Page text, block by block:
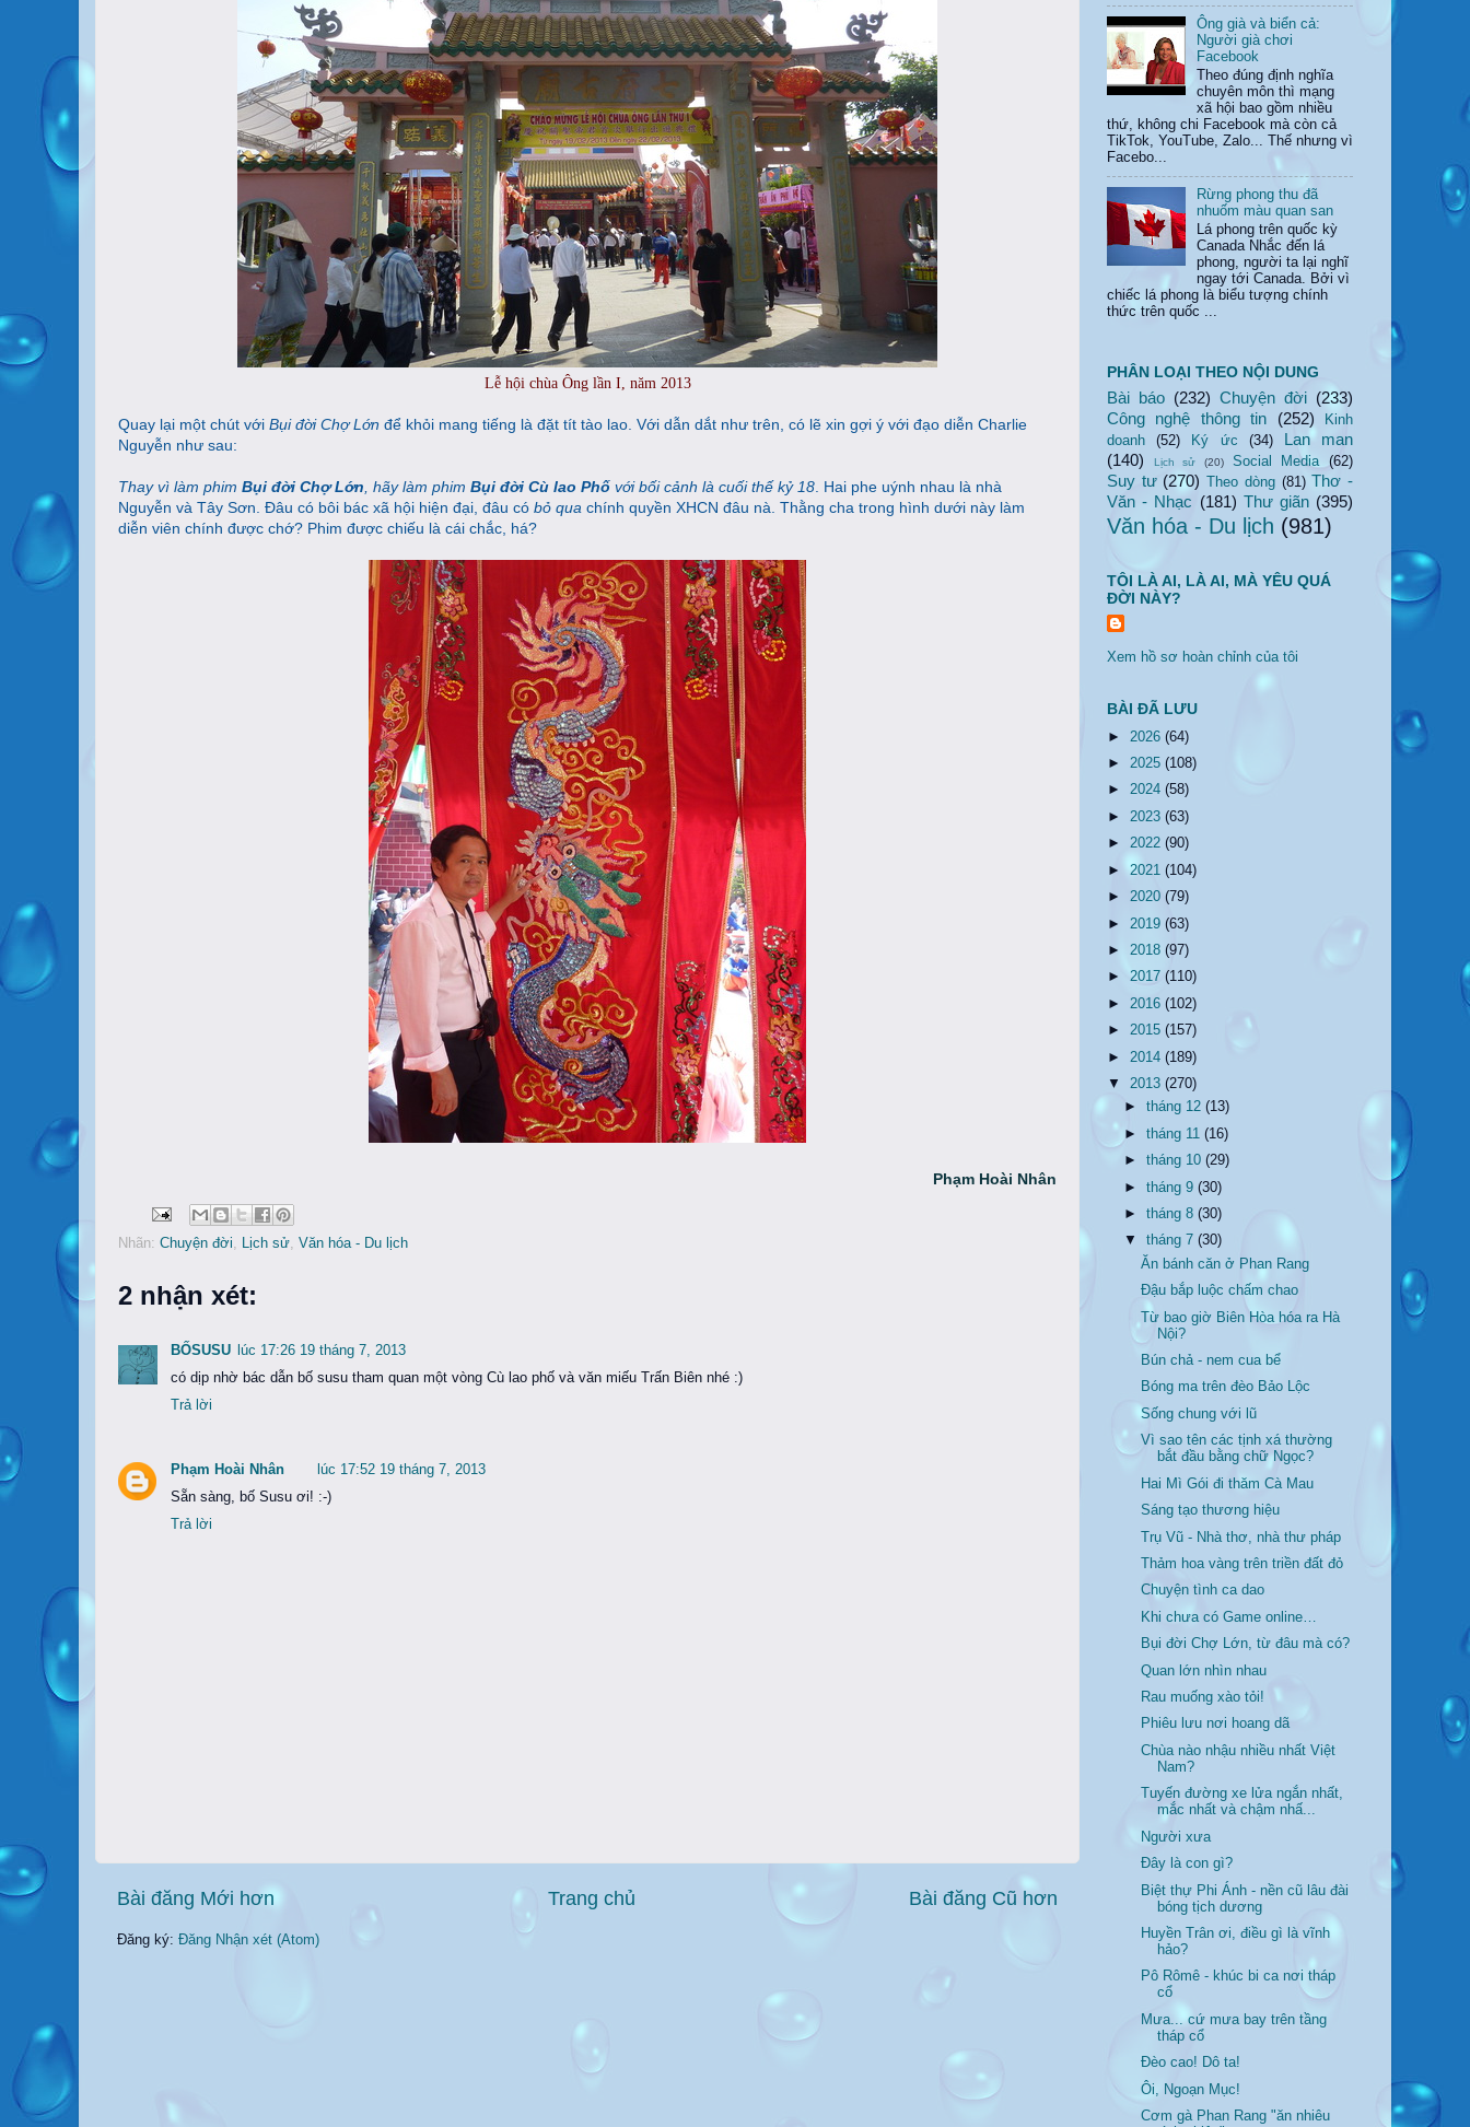
Lễ hội chùa Ông lần I, năm 2013
Quay lại một chút với Bụi đời Chợ Lớn để khỏi mang tiếng là đặt tít tào lao. Với dẫn dắt như trên, có lẽ xin gợi ý với đạo diễn Charlie
Nguyễn như sau:
Thay vì làm phim Bụi đời Chợ Lớn , hãy làm phim Bụi đời Cù lao Phố với bối cảnh là cuối thế kỷ 18 . Hai phe uýnh nhau là nhà
Nguyễn và Tây Sơn. Đâu có bôi bác xã hội hiện đại, đâu có bỏ qua chính quyền XHCN đâu nà. Thằng cha trong hình dưới này làm
diễn viên chính được chớ? Phim được chiếu là cái chắc, há?
Phạm Hoài Nhân
Nhãn: Chuyện đời Lịch sử Văn hóa - Du lịch
2 nhận xét:
BỐSUSU
lúc 17:26 19 tháng 7, 2013
có dịp nhờ bác dẫn bố susu tham quan một vòng Cù lao phố và văn miếu Trấn Biên nhé :)
Trả lời
Phạm Hoài Nhân
lúc 17:52 19 tháng 7, 2013
Sẵn sàng, bố Susu ơi! :-)
Trả lời
Bài đăng Mới hơn Bài đăng Cũ hơn
Trang chủ
Đăng ký: Đăng Nhận xét (Atom)
Ông già và biển cả:
Người già chơi
Facebook
Theo đúng định nghĩa
chuyên môn thì mạng
xã hội bao gồm nhiều
thứ, không chi Facebook mà còn cả
TikTok, YouTube, Zalo... Thế nhưng vì
Facebo...
Rừng phong thu đã
nhuốm màu quan san
Lá phong trên quốc kỳ
Canada Nhắc đến lá
phong, người ta lại nghĩ
ngay tới Canada. Bởi vì
chiếc lá phong là biểu tượng chính
thức trên quốc ...
PHÂN LOẠI THEO NỘI DUNG
Bài báo (232) Chuyện đời (233)
Công nghệ thông tin
(252)
Kinh
doanh
(52) Ký ức (34)
Lan man
(140)
Lịch sử (20) Social Media (62)
Suy tư (270) Theo dòng (81) Thơ -
Văn - Nhạc (181) Thư giãn (395)
Văn hóa - Du lịch (981)
TÔI LÀ AI, LÀ AI, MÀ YÊU QUÁ
ĐỜI NÀY?
Xem hồ sơ hoàn chỉnh của tôi
BÀI ĐÃ LƯU
► 2026 (64)
► 2025 (108)
► 2024 (58)
► 2023 (63)
► 2022 (90)
► 2021 (104)
► 2020 (79)
► 2019 (63)
► 2018 (97)
► 2017 (110)
► 2016 (102)
► 2015 (157)
► 2014 (189)
▼ 2013 (270)
►tháng 12(13)
►tháng 11(16)
►tháng 10(29)
►tháng 9(30)
►tháng 8(30)
▼tháng 7(30)
Ăn bánh căn ở Phan Rang
Đậu bắp luộc chấm chao
Từ bao giờ Biên Hòa hóa ra Hà
Nội?
Bún chả - nem cua bể
Bóng ma trên đèo Bảo Lộc
Sống chung với lũ
Vì sao tên các tịnh xá thường
bắt đầu bằng chữ Ngọc?
Hai Mì Gói đi thăm Cà Mau
Sáng tạo thương hiệu
Trụ Vũ - Nhà thơ, nhà thư pháp
Thảm hoa vàng trên triền đất đỏ
Chuyện tình ca dao
Khi chưa có Game online…
Bụi đời Chợ Lớn, từ đâu mà có?
Quan lớn nhìn nhau
Rau muống xào tỏi!
Phiêu lưu nơi hoang dã
Chùa nào nhậu nhiều nhất Việt
Nam?
Tuyến đường xe lửa ngắn nhất,
mắc nhất và chậm nhấ...
Người xưa
Đây là con gì?
Biệt thự Phi Ánh - nền cũ lâu đài
bóng tịch dương
Huyền Trân ơi, điều gì là vĩnh
hảo?
Pô Rômê - khúc bi ca nơi tháp
cổ
Mưa... cứ mưa bay trên tầng
tháp cổ
Đèo cao! Dô ta!
Ôi, Ngoạn Mục!
Cơm gà Phan Rang "ăn nhiêu